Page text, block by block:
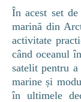
În acest set
marină din
activitate
când oceanul
satelit pentru
marine și
în ultimele